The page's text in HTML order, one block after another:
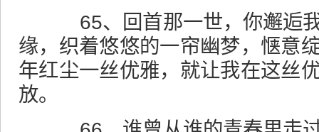
65、回首那一世，你邂逅我
缘，织着悠悠的一帘幽梦，惬意
年红尘一丝优雅，就让我在这丝
放。